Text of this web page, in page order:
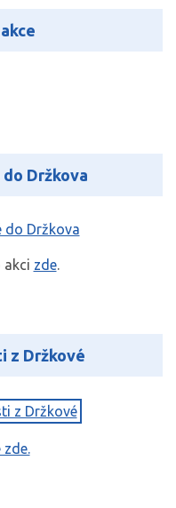
Držkova
akci zde.
z Držkové
zde.